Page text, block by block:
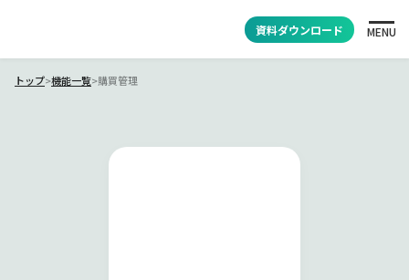
資料ダウンロード MENU
トップ>機能一覧>購買管理